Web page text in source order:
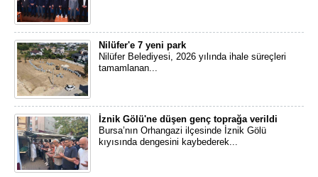
Nilüfer'e 7 yeni park
Nilüfer Belediyesi, 2026 yılında ihale süreçleri
tamamlanan...
İznik Gölü'ne düşen genç toprağa verildi
Bursa’nın Orhangazi ilçesinde İznik Gölü
kıyısında dengesini kaybederek...